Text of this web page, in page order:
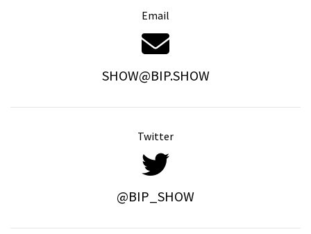
Email
SHOW@BIP.SHOW
Twitter
@BIP_SHOW